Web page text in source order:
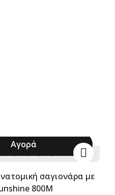
Αγορά
σαγιονάρα με
800Μ